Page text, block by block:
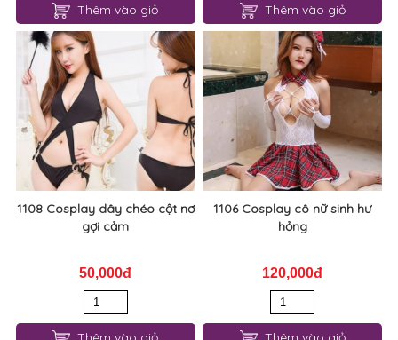
Thêm vào giỏ Thêm vào giỏ
1108 Cosplay dây chéo cột nơ
gợi cảm
50,000đ
1106 Cosplay cô nữ sinh hư
hỏng
120,000đ